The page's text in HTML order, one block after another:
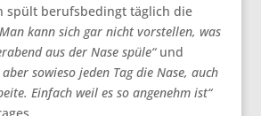
spült berufsbedingt täglich die
kann sich gar nicht vorstellen, was
aus der Nase spüle“und
sowieso jeden Tag die Nase, auch
Einfach weil es so angenehm ist“